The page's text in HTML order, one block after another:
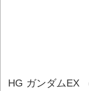
HG ガンダムEX